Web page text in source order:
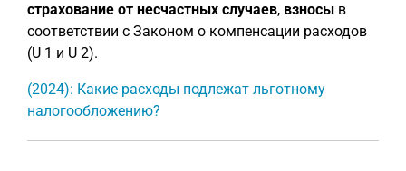
страхование от несчастных случаев, взносы в
соответствии с Законом о компенсации расходов
(U 1 и U 2).
(2024): Какие расходы подлежат льготному
налогообложению?